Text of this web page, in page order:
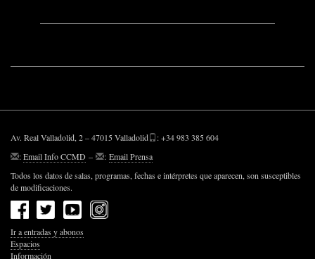
Av. Real Valladolid, 2 – 47015 Valladolid
: +34 983 385 604
:Email Info CCMD – : Email Prensa
Todos los datos de salas, programas, fechas e intérpretes que aparecen, son susceptibles
de modificaciones.
Ir a entradas y abonos
Espacios
Información